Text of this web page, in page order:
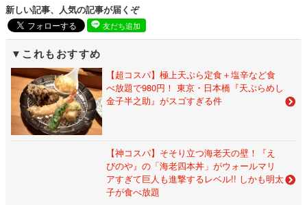
新しい記事、人気の記事が届くぞ
友だち追加
これもおすすめ
【超コスパ】極上天ぷら定食＋塩辛など食
べ放題で980円！ 東京・日本橋『天ぷらめし
金子半之助』がスゴすぎる件
【神コスパ】そそり立つ海老天の壁！『え
びのや』の「海老四本丼」がウォールマリ
アすぎて巨人も進撃するレベル!! しかも明太
子が食べ放題